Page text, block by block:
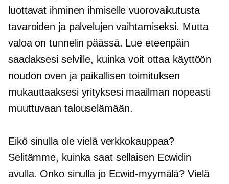
luottavat ihminen ihmiselle vuorovaikutusta
tavaroiden ja palvelujen vaihtamiseksi. Mutta
valoa on tunnelin päässä. Lue eteenpäin
saadaksesi selville, kuinka voit ottaa käyttöön
noudon oven ja paikallisen toimituksen
mukauttaaksesi yrityksesi maailman nopeasti
muuttuvaan talouselämään.
Eikö sinulla ole vielä verkkokauppaa?
Selitämme, kuinka saat sellaisen Ecwidin
avulla. Onko sinulla jo Ecwid-myymälä? Vielä